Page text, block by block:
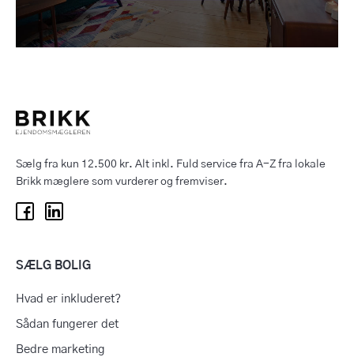
Sælg fra kun 12.500 kr. Alt inkl. Fuld service fra A-Z fra lokale
Brikk mæglere som vurderer og fremviser.
SÆLG BOLIG
Hvad er inkluderet?
Sådan fungerer det
Bedre marketing